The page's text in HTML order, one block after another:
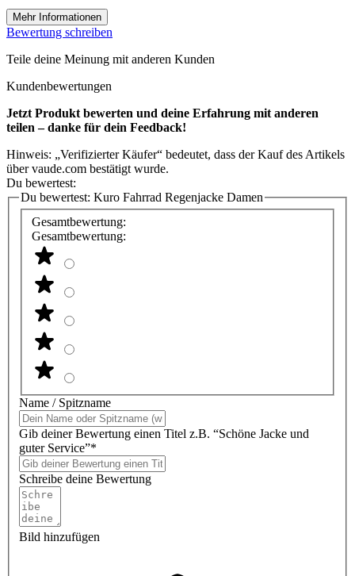
Mehr Informationen
Bewertung schreiben
Teile deine Meinung mit anderen Kunden
Kundenbewertungen
Jetzt Produkt bewerten und deine Erfahrung mit anderen
teilen – danke für dein Feedback!
Hinweis: „Verifizierter Käufer“ bedeutet, dass der Kauf des Artikels
über vaude.com bestätigt wurde.
Du bewertest:
Du bewertest: Kuro Fahrrad Regenjacke Damen
Gesamtbewertung:
Gesamtbewertung:
Name / Spitzname
Gib deiner Bewertung einen Titel z.B. “Schöne Jacke und
guter Service”*
Schreibe deine Bewertung
Bild hinzufügen